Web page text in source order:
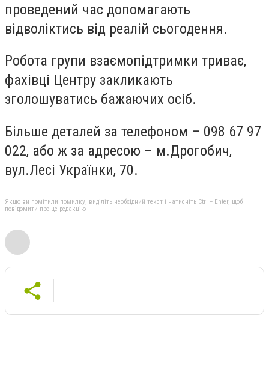
проведений час допомагають
відволіктись від реалій сьогодення.
Робота групи взаємопідтримки триває,
фахівці Центру закликають
зголошуватись бажаючих осіб.
Більше деталей за телефоном – 098 67 97
022, або ж за адресою – м.Дрогобич,
вул.Лесі Українки, 70.
Якщо ви помітили помилку, виділіть необхідний текст і натисніть Ctrl + Enter, щоб
повідомити про це редакцію